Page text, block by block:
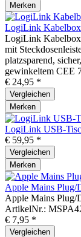
Merken
LogiLink Kabelbox
LogiLink Kabelbox
mit
platzsparend,
gewinkeltem CEE
€ 24,95 *
Vergleichen
Merken
LogiLink USB-
€ 59,95 *
Vergleichen
Merken
Apple Mains Plug/
Apple Mains Plug/
ArtikelNr.:
€ 7,95 *
Vergleichen